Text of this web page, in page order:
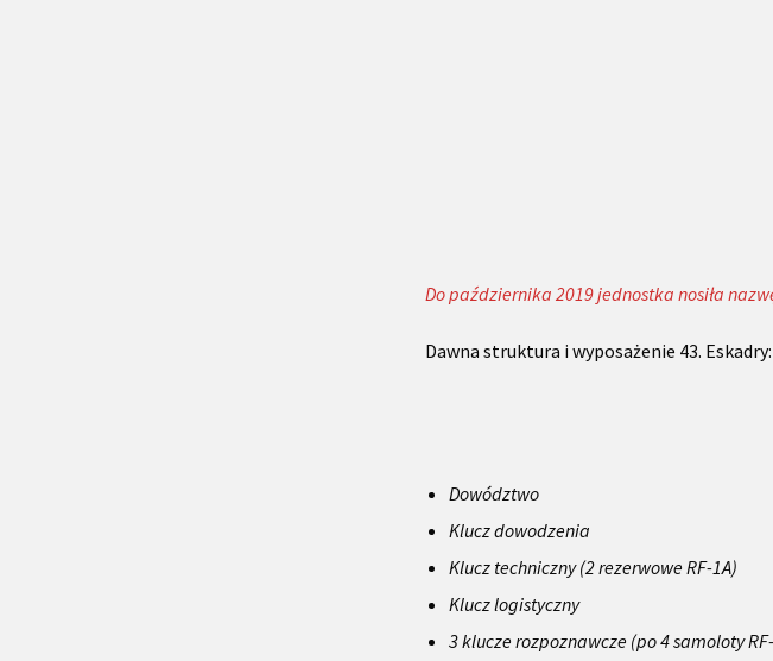
Do października 2019 jednostka nosiła
Dawna struktura i wyposażenie 43. Eskadry:
Dowództwo
Klucz dowodzenia
Klucz techniczny (2 rezerwowe RF-1A)
Klucz logistyczny
3 klucze rozpoznawcze (po 4 samoloty